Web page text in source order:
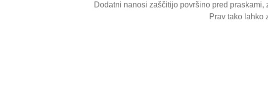
Dodatni nanosi zaščitijo površino pred
Prav tako lahko